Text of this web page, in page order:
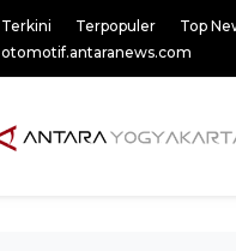
Terkini Terpopuler Top
otomotif.antaranews.com